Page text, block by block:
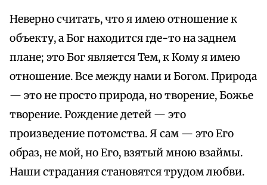
Неверно считать, что я имею отношение к
объекту, а Бог находится где-то на заднем
плане; это Бог является Тем, к Кому я имею
отношение. Все между нами и Богом. Природа
— это не просто природа, но творение, Божье
творение. Рождение детей — это
произведение потомства. Я сам — это Его
образ, не мой, но Его, взятый мною взаймы.
Наши страдания становятся трудом любви.